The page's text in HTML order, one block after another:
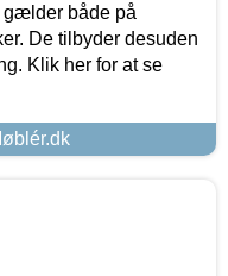
gælder både på
De tilbyder desuden
Klik her for at se